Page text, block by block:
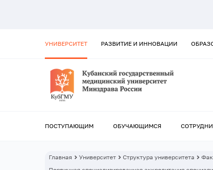
УНИВЕРСИТЕТ РАЗВИТИЕ И ИННОВАЦИИ
ПОСТУПАЮЩИМ ОБУЧАЮЩИМСЯ
Главная Университет Структура университета